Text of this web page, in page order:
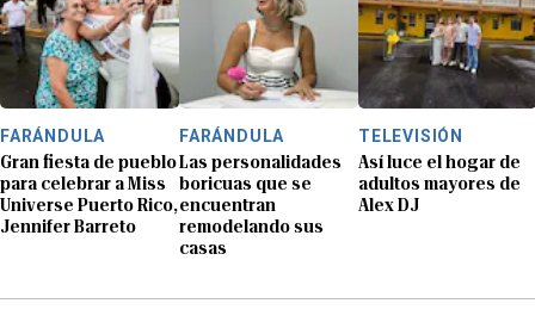
FARÁNDULA
Gran fiesta de pueblo
para celebrar a Miss
Universe Puerto Rico,
Jennifer Barreto
FARÁNDULA
Las personalidades
boricuas que se
encuentran
remodelando sus
casas
TELEVISIÓN
Así luce el hogar de
adultos mayores de
Alex DJ